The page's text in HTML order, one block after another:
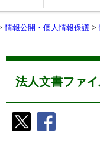
情報公開・個人情報保護 >
法人文書ファ